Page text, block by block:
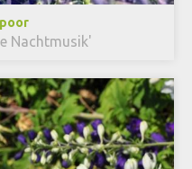
Nachtmusik'